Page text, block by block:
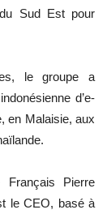
Sud Est pour
le groupe a
d’e-
en Malaisie, aux
Français Pierre
le CEO, basé à